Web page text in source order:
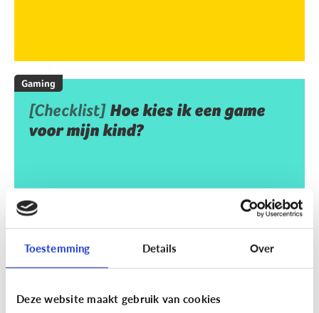
Toestemming Details Over
Deze website maakt gebruik van cookies
Gaming
[Checklist] Hoe kies ik een game
voor mijn kind?